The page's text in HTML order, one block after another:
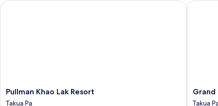
Pullman
Khao
Pullman Khao Lak Resort
Takua Pa
Pullman Khao Lak Resort
Grand
Mercure
Grand
Takua
Grand